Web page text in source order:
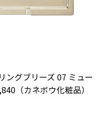
ングブリーズ 07 ミュー
（カネボウ化粧品）